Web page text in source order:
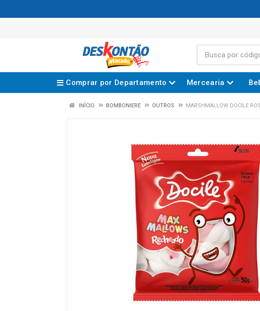
Comprar por Departamento Mercearia
INÍCIO BOMBONIERE OUTROS MARSHMALLOW DOCILE